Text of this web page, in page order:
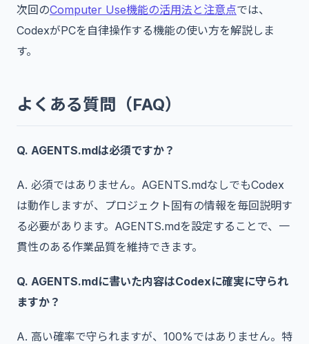
次回のComputer Use機能の活用法と注意点では、
CodexがPCを自律操作する機能の使い方を解説しま
す。
よくある質問（FAQ）
Q. AGENTS.mdは必須ですか？
A. 必須ではありません。AGENTS.mdなしでもCodex
は動作しますが、プロジェクト固有の情報を毎回説明す
る必要があります。AGENTS.mdを設定することで、一
貫性のある作業品質を維持できます。
Q. AGENTS.mdに書いた内容はCodexに確実に守られ
ますか？
A. 高い確率で守られますが、100%ではありません。特